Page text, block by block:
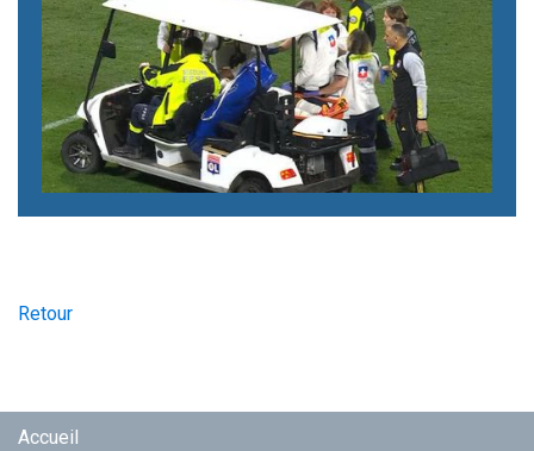
Retour
Accueil